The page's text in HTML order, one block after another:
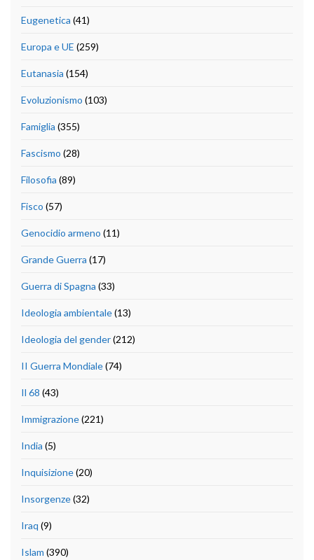
Eugenetica (41)
Europa e UE (259)
Eutanasia (154)
Evoluzionismo (103)
Famiglia (355)
Fascismo (28)
Filosofia (89)
Fisco (57)
Genocidio armeno (11)
Grande Guerra (17)
Guerra di Spagna (33)
Ideologia ambientale(13)
Ideologia del gender(212)
II Guerra Mondiale(74)
Il 68 (43)
Immigrazione(221)
India (5)
Inquisizione(20)
Insorgenze(32)
Iraq (9)
Islam (390)